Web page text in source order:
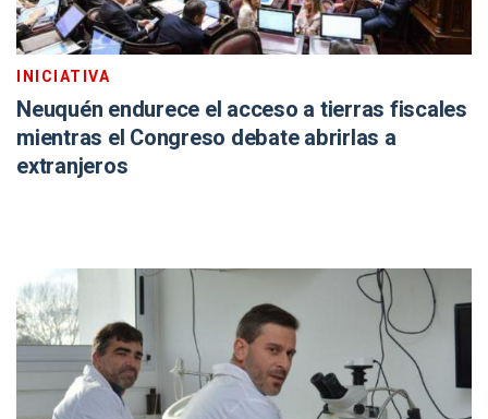
INICIATIVA
Neuquén endurece el acceso a tierras fiscales
mientras el Congreso debate abrirlas a
extranjeros